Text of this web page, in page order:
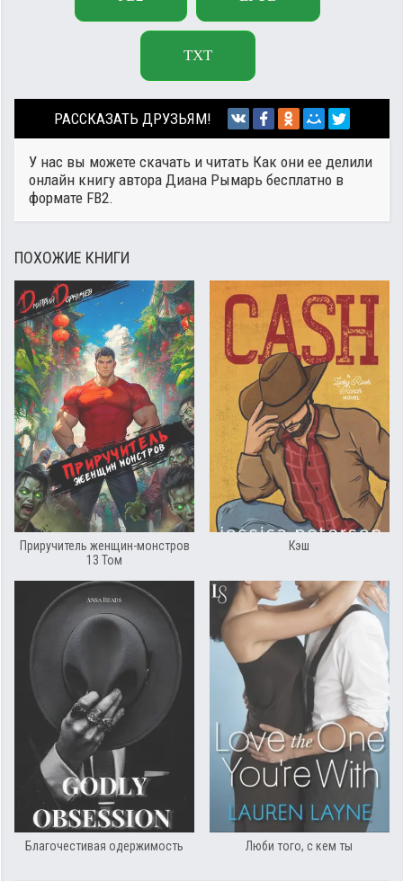
TXT
РАССКАЗАТЬ ДРУЗЬЯМ!
У нас вы можете скачать и читать Как они ее делили
онлайн книгу автора Диана Рымарь бесплатно в
формате FB2.
ПОХОЖИЕ КНИГИ
Приручитель женщин-монстров
13 Том
Кэш
Благочестивая одержимость Люби того, с кем ты